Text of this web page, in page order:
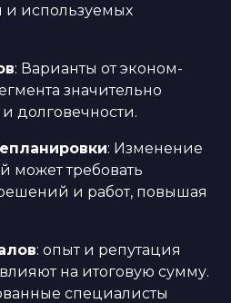
используемых
: Варианты от эконом-
значительно
долговечности.
: Изменение
может требовать
и работ, повышая
: опыт и репутация
на итоговую сумму.
специалисты